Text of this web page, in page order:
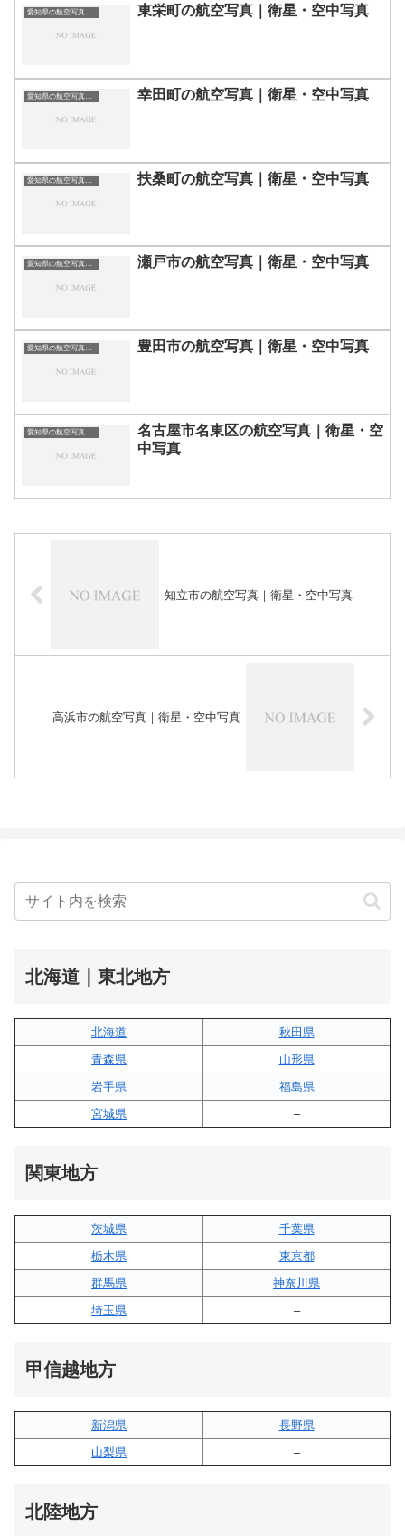
東栄町の航空写真｜衛星・空中写真
幸田町の航空写真｜衛星・空中写真
扶桑町の航空写真｜衛星・空中写真
愛知県の航空写真・空中写真 瀬戸市の航空写真｜衛星・空中写真
愛知県の航空写真・空中写真 豊田市の航空写真｜衛星・空中写真
愛知県の航空写真・空中写真
名古屋市名東区の航空写真｜衛星・空
中写真
知立市の航空写真｜衛星・空中写真
高浜市の航空写真｜衛星・空中写真
北海道｜東北地方
北海道
秋田県
青森県
山形県
岩手県
福島県
宮城県
–
関東地方
茨城県
千葉県
栃木県
東京都
群馬県
神奈川県
埼玉県
–
甲信越地方
新潟県
長野県
山梨県
–
北陸地方